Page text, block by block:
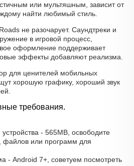
или мультяшным, зависит от
найти любимый стиль.
не разочарует. Саундтреки и
в игровой процесс,
оформление поддерживает
эффекты добавляют реализма.
для ценителей мобильных
хорошую графику, хороший звук
требования.
- 565MB, освободите
файлов или программ для
- Android 7+, советуем посмотреть